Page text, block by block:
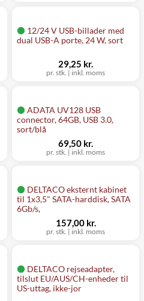
12/24 V USB-billader med
dual USB-A porte, 24 W, sort
pr. stk. | inkl. moms
29,25 kr.
ADATA UV128 USB
connector, 64GB, USB 3.0,
sort/blå
pr. stk. | inkl. moms
69,50 kr.
DELTACO eksternt kabinet
til 1x3,5" SATA-harddisk, SATA
6Gb/s,
pr. stk. | inkl. moms
157,00 kr.
DELTACO rejseadapter,
tilslut EU/AUS/CH-enheder til
US-uttag, ikke-jor